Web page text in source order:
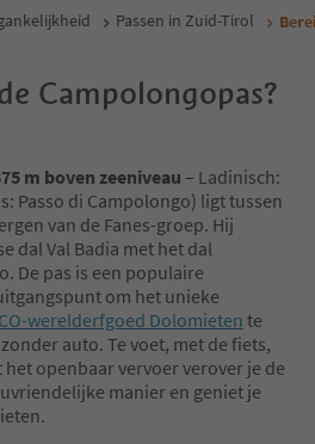
Passen in Zuid-Tirol
Campolongopas?
m boven zeeniveau – Ladinisch:
Passo di Campolongo) ligt tussen
van de Fanes-groep. Hij
dal Val Badia met het dal
De pas is een populaire
om het unieke
werelderfgoed Dolomieten te
auto. Te voet, met de fiets,
openbaar vervoer verover je de
manier en geniet je